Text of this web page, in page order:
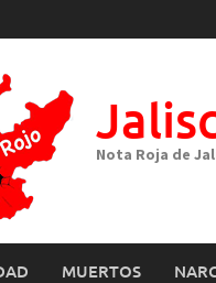
Nota Roja de
MUERTOS